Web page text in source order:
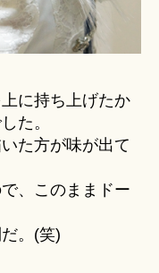
に持ち上げたか
た。
た方が味が出て
、このままドー
。(笑)